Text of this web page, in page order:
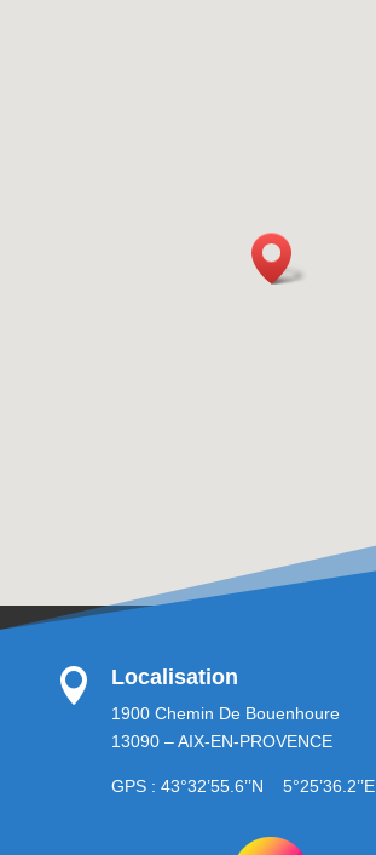
 Localisation
1900 Chemin De Bouenhoure
13090 – AIX-EN-PROVENCE
GPS : 43°32’55.6’’N 5°25’36.2’’E